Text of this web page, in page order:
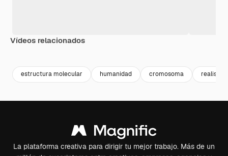
Vídeos relacionados
estructura molecular humanidad cromosoma realista
La plataforma creativa para dirigir tu mejor trabajo. Más de un